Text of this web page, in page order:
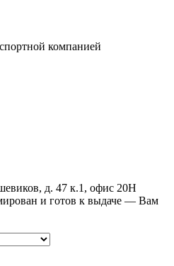
компанией
д. 47 к.1, офис 20Н
и готов к выдаче — Вам